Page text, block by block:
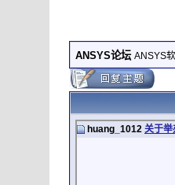
ANSYS论坛 ANSYS
huang_1012 关于举